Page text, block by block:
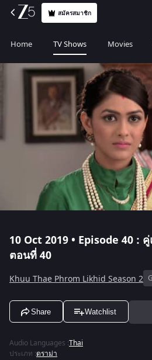
สมัครสมาชิก
Home TV Shows Movies
10 Oct 2019 • Episode 40 :
ตอนที่ 40
Khuu Thae Phrom Likhid Season 2 G
Share Watchlist
Audio Languages :Thai
ประเภท :ดราม่า